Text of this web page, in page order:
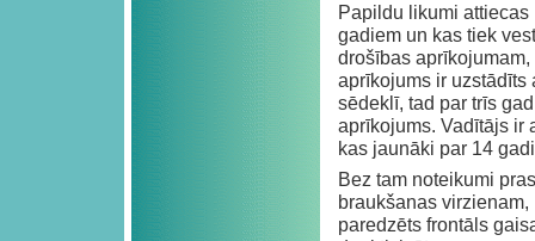
Papildu likumi
gadiem un kas tiek
drošības
aprīkojums ir uzstādīts
sēdeklī, tad par trīs
aprīkojums. Vadītājs ir
kas jaunāki par 14
Bez tam noteikumi
braukšanas virzienam,
paredzēts frontāls